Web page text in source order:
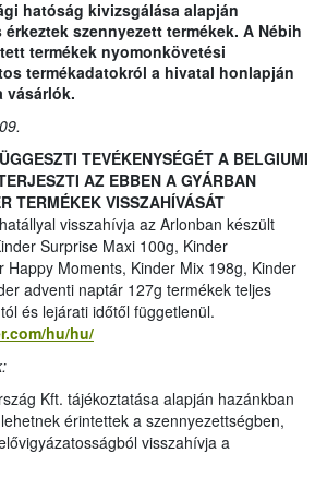
hatóság kivizsgálása alapján
szennyezett termékek. A Nébih
termékek nyomonkövetési
termékadatokról a hivatal honlapján
vásárlók.
TEVÉKENYSÉGÉT A BELGIUMI
AZ EBBEN A GYÁRBAN
TERMÉKEK VISSZAHÍVÁSÁT
visszahívja az Arlonban készült
Surprise Maxi 100g, Kinder
Happy Moments, Kinder Mix 198g, Kinder
adventi naptár 127g termékek teljes
és lejárati időtől függetlenül.
hu/hu/
Kft. tájékoztatása alapján hazánkban
érintettek a szennyezettségben,
visszahívja a